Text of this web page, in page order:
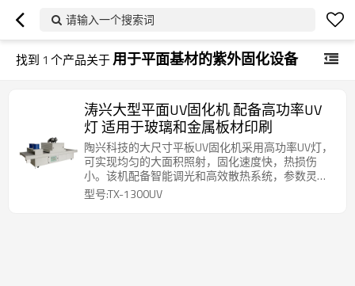
请输入一个搜索词
找到 1 个产品关于用于平面基材的紫外固化设备
涛兴大型平面UV固化机 配备高功率UV
灯 适用于玻璃和金属板材印刷
陶兴科技的大尺寸平板UV固化机采用高功率UV灯，
可实现均匀的大面积照射，固化速度快，热损伤
小。该机配备智能调光和高效散热系统，参数灵
活，适用于多种工艺，运行稳定，操作简便。适用
于玻璃、金属、亚克力等多种材质，广泛应用于广
型号:TX-1300UV